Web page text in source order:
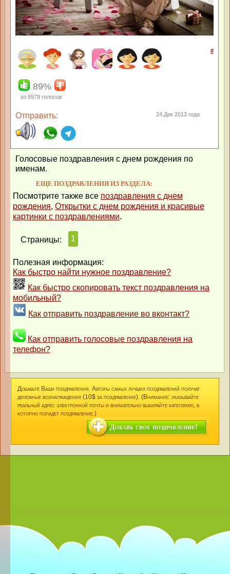
#
89%
из 8979 голосов
Отправить: 24 Дек 2013 года
Голосовые поздравления с днем рождения по
именам.
ЕЩЕ ПОЗДРАВЛЕНИЯ ИЗ РАЗДЕЛА:
Посмотрите также все поздравления с днем
рождения, Открытки с днем рождения и красивые
картинки с поздравлениями.
Страницы: 1
Полезная информация:
Как быстро найти нужное поздравление?
Как быстро скопировать текст поздравления на
мобильный?
Как отправить поздравление во вконтакт?
Как отправить голосовые поздравления на
телефон?
Добавьте Ваши поздравления. Авторы самых лучших поздравлений получат
денежные вознаграждения (10$ за поздравление). (Внимание: указывайте
реальный адрес электронной почты и внимательно выбирайте категорию, в
которую попадет поздравление.)
Добавь свое поздравление!